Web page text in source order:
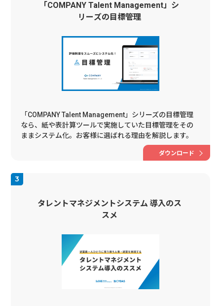
「COMPANY Talent Management」シ
リーズの目標管理
ダウンロード
「COMPANY Talent Management」シリーズの目標管理
なら、紙や表計算ツールで実施していた目標管理をその
ままシステム化。お客様に選ばれる理由を解説します。
タレントマネジメントシステム 導入のス
スメ